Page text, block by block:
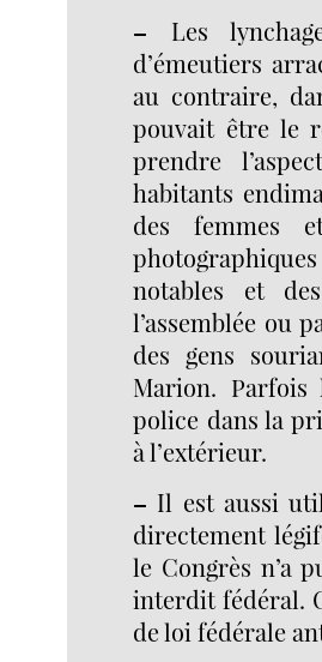
– Les
d’émeutiers
au contraire,
pouvait être le
prendre
habitants
des femmes
notables et
l’assemblée ou
des gens
Marion.
police dans la
à l’extérieur.
– Il est aussi
directement
le Congrès n’a
interdit fédéral.
de loi fédérale